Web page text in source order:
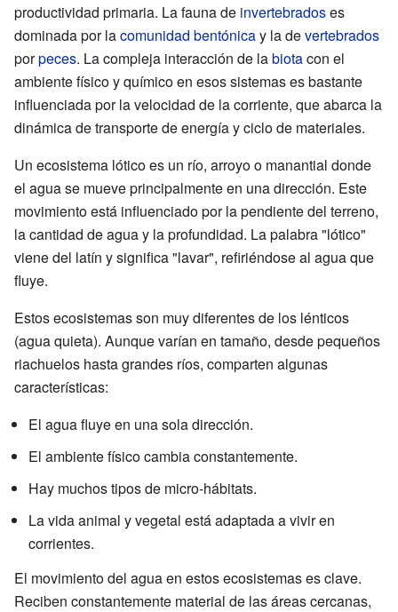
productividad primaria. La fauna de invertebradoses
dominada por lacomunidad bentónicay la devertebrados
porpeces. La compleja interacción de labiotacon el
ambiente físico y químico en esos sistemas es bastante
influenciada por la velocidad de la corriente, que abarca la
dinámica de transporte de energía y ciclo de materiales.
Un ecosistema lótico es un río, arroyo o manantial donde
el agua se mueve principalmente en una dirección. Este
movimiento está influenciado por la pendiente del terreno,
la cantidad de agua y la profundidad. La palabra "lótico"
viene del latín y significa "lavar", refiriéndose al agua que
fluye.
Estos ecosistemas son muy diferentes de los lénticos
(agua quieta). Aunque varían en tamaño, desde pequeños
riachuelos hasta grandes ríos, comparten algunas
características:
El agua fluye en una sola dirección.
El ambiente físico cambia constantemente.
Hay muchos tipos de micro-hábitats.
La vida animal y vegetal está adaptada a vivir en
corrientes.
El movimiento del agua en estos ecosistemas es clave.
Reciben constantemente material de las áreas cercanas,